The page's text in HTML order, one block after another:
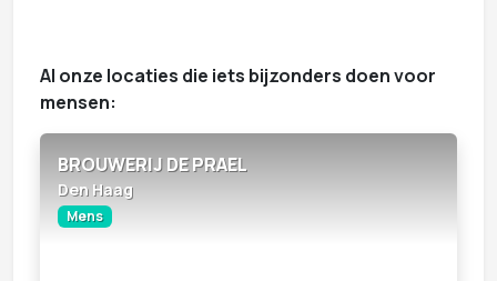
Al onze locaties die iets bijzonders doen voor
mensen:
BROUWERIJ DE PRAEL
Den Haag
Mens